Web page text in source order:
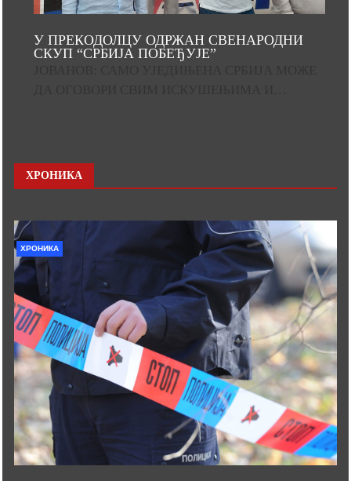
У ПРЕКОДОЛЦУ ОДРЖАН СВЕНАРОДНИ
СКУП “СРБИЈА ПОБЕЂУЈЕ”
ХРОНИКА
ХРОНИКА